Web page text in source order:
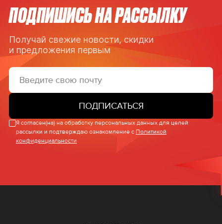
ПОДПИШИСЬ НА РАССЫЛКУ
Получай свежие новости, скидки
и предложения первым
ПОДПИСАТЬСЯ
Я согласен(на) на обработку персональных данных для целей
рассылки и подтверждаю ознакомление с Политикой
конфиденциальности